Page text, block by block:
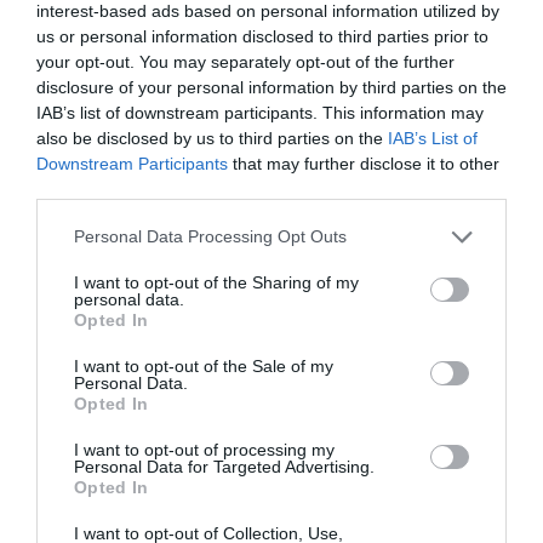
interest-based ads based on personal information utilized by
us or personal information disclosed to third parties prior to
your opt-out. You may separately opt-out of the further
disclosure of your personal information by third parties on the
IAB’s list of downstream participants. This information may
also be disclosed by us to third parties on the IAB’s List of
Downstream Participants that may further disclose it to other
Personal Data Processing Opt Outs
I want to opt-out of the Sharing of my
personal data.
Opted In
I want to opt-out of the Sale of my
Personal Data.
Opted In
I want to opt-out of processing my
Personal Data for Targeted Advertising.
Opted In
I want to opt-out of Collection, Use,
Δείτε αυτή τη δημοσίευση στο Instagram.
“Μπορείτε να το πιστέψετε; Σε όλη μου τη ζωή,
ήθελα να είμαι 1,80 και καμπυλωτή και
ξαφνικά, το να είμαι 1,80 και εντελώς